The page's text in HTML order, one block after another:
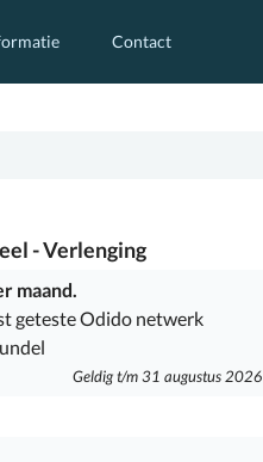
Contact
- Verlenging
maand.
geteste Odido netwerk
Geldig t/m 31 augustus 2026